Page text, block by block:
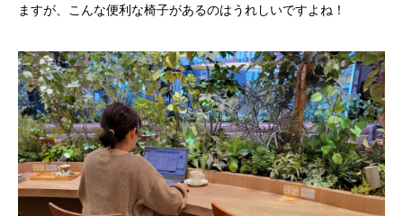
ますが、こんな便利な椅子があるのはうれしいですよね！